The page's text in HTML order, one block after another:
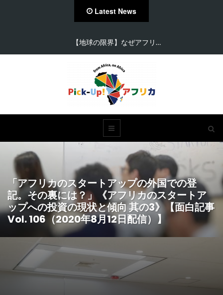
Latest News
【地球の限界】なぜアフリ…
「アフリカのスタートアップの外国での登
記。その裏には？」《アフリカのスタートア
ップへの投資の現状と傾向 其の3》【面白記事
Vol. 106（2020年8月12日配信）】